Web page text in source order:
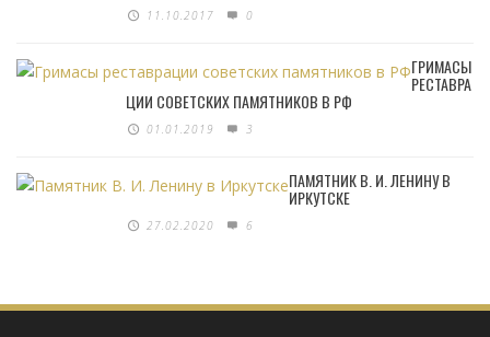
11.10.2017 0
ГРИМАСЫ
РЕСТАВРА
ЦИИ СОВЕТСКИХ ПАМЯТНИКОВ В РФ
01.01.2019 3
ПАМЯТНИК В. И. ЛЕНИНУ В
ИРКУТСКЕ
27.02.2020 6